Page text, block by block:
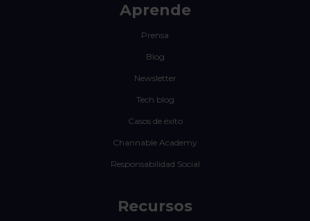
Aprende
Prensa
Blog
Newsletter
Tech blog
Casos de éxito
Channable Academy
Responsabilidad Social
Recursos